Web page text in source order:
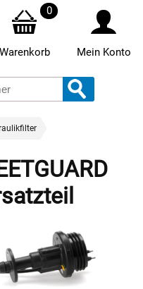
0
Warenkorb Mein Konto